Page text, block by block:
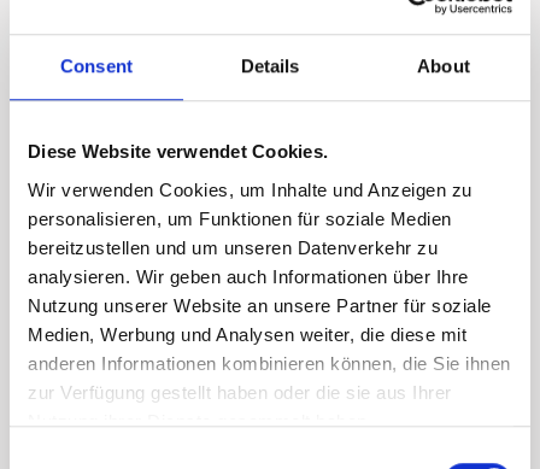
Consent Details About
Diese Website verwendet Cookies.
Wir verwenden Cookies, um Inhalte und Anzeigen zu
personalisieren, um Funktionen für soziale Medien
bereitzustellen und um unseren Datenverkehr zu
analysieren. Wir geben auch Informationen über Ihre
Nutzung unserer Website an unsere Partner für soziale
Medien, Werbung und Analysen weiter, die diese mit
anderen Informationen kombinieren können, die Sie ihnen
zur Verfügung gestellt haben oder die sie aus Ihrer
Nutzung ihrer Dienste gesammelt haben.